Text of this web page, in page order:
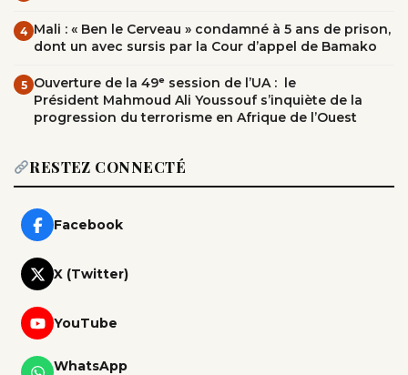
4 Mali : « Ben le Cerveau » condamné à 5 ans de prison,
dont un avec sursis par la Cour d’appel de Bamako
5 Ouverture de la 49ᵉ session de l’UA : le
Président Mahmoud Ali Youssouf s’inquiète de la
progression du terrorisme en Afrique de l’Ouest
RESTEZ CONNECTÉ
Facebook
X (Twitter)
YouTube
WhatsApp